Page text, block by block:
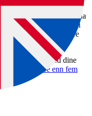
som oppfyller ISO-
B-teknologi. De må ha
av autorisert veterinær i
eier dyret, må signere
bare reise med dine
med flere enn fem
selv